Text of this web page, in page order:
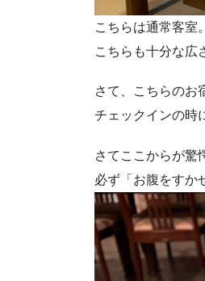
こちらは通常客室。
こちらも十分な広
さて、こちらのお
チェックインの時
さてここからが驚
必ず「お腹をすか